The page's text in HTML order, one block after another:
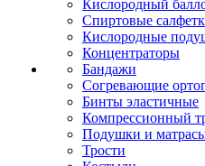
Кислородный
Спиртовые
Кислородные
Концентраторы
Бандажи
Согревающие
Бинты эластичные
Компрессионный
Подушки и
Трости